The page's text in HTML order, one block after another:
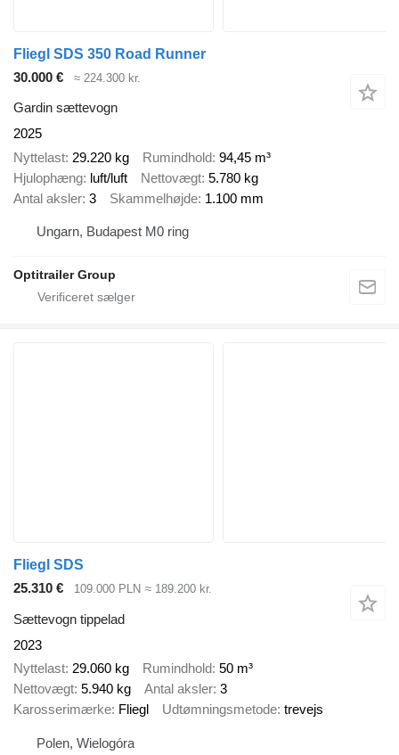
Fliegl SDS 350 Road Runner
30.000 €
≈ 224.300 kr.
Gardin sættevogn
2025
Nyttelast 29.220 kg Rumindhold 94,45 m³
Hjulophæng luft/luft Nettovægt 5.780 kg
Antal aksler 3 Skammelhøjde 1.100 mm
Ungarn, Budapest M0 ring
Optitrailer Group
Fliegl SDS
25.310 €
109.000 PLN ≈ 189.200 kr.
Sættevogn tippelad
2023
Nyttelast 29.060 kg Rumindhold 50 m³
Nettovægt 5.940 kg Antal aksler 3
Karosserimærke Fliegl Udtømningsmetode trevejs
Polen, Wielogóra